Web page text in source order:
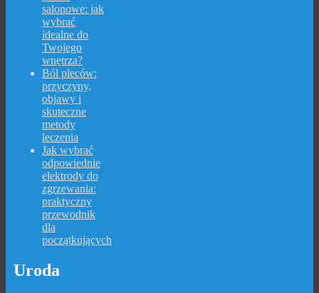
salonowe: jak
wybrać
idealne do
Twojego
wnętrza?
Ból pleców:
przyczyny,
objawy i
skuteczne
metody
leczenia
Jak wybrać
odpowiednie
elektrody do
zgrzewania:
praktyczny
przewodnik
dla
początkujących
Uroda